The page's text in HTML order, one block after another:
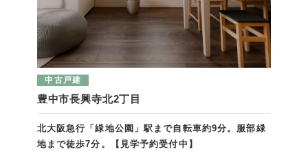
中古戸建
豊中市長興寺北2丁目
北大阪急行「緑地公園」駅まで自転車約9分。服部緑
地まで徒歩7分。
【見学予約受付中】